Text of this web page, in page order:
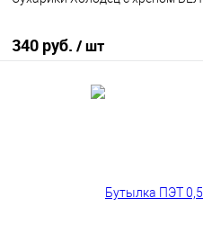
340 руб. / шт